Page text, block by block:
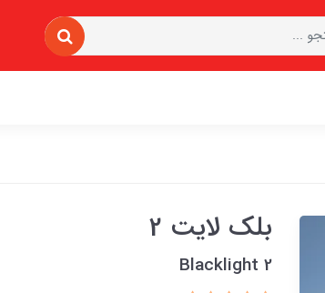
بلک لایت 2
Blacklight 2